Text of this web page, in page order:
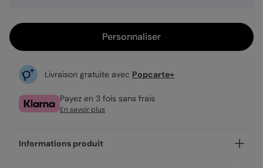
Personnaliser
Livraison gratuite avec Popcarte+
Payez en 3 fois sans frais
En savoir plus
Informations produit